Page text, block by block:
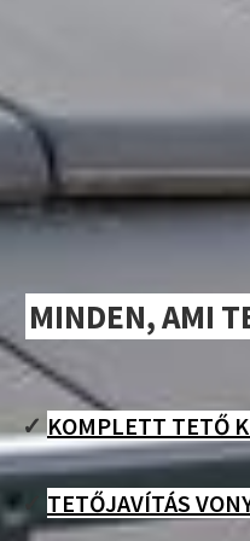
MINDEN, AMI
✓KOMPLETT TETŐ
✓ TETŐJAVÍTÁS